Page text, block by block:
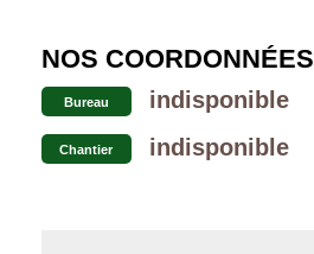
NOS COORDONNÉES
Bureau indisponible
Chantier indisponible